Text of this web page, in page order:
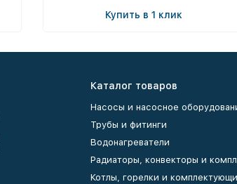
Купить в 1 клик
Каталог товаров
Насосы и насосное
Трубы и фитинги
Водонагреватели
Радиаторы, конвекторы и
Котлы, горелки и